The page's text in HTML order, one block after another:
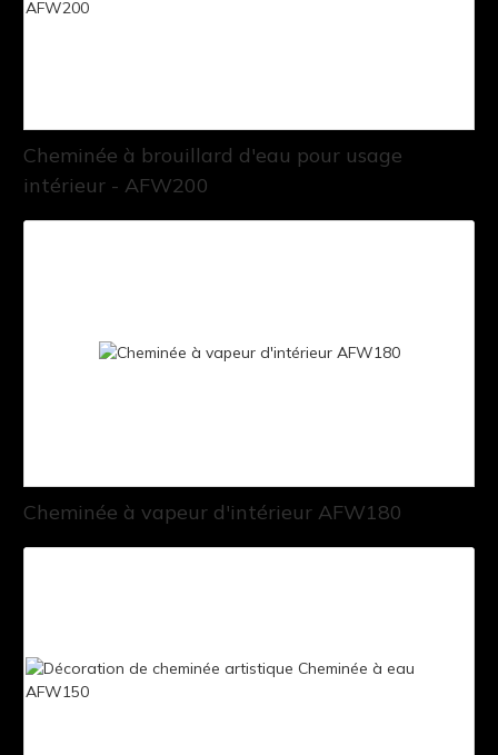
Cheminée à brouillard d'eau pour usage
intérieur - AFW200
Cheminée à vapeur d'intérieur AFW180